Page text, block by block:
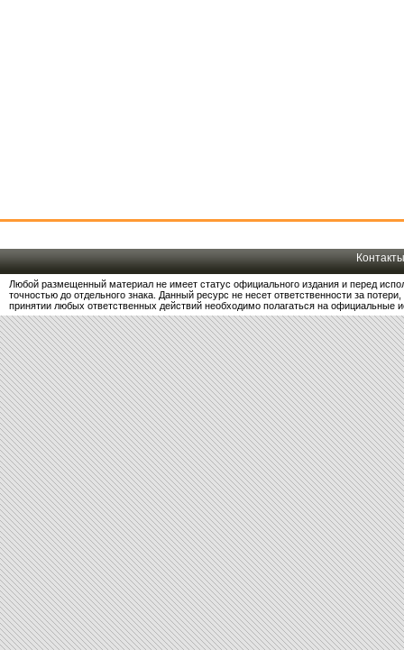
Контакты
Любой размещенный материал не имеет статус официального издания и перед
точностью до отдельного знака. Данный ресурс не несет ответственности за
принятии любых ответственных действий необходимо полагаться на официальные